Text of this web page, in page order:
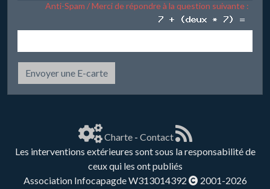
Anti-Spam / Merci de répondre à la question suivante :
Envoyer une E-carte
Charte- Contact
Les interventions extérieures sont sous la responsabilité de
ceux qui les ont publiés
Association Infocapagde W313014392
2001-2026